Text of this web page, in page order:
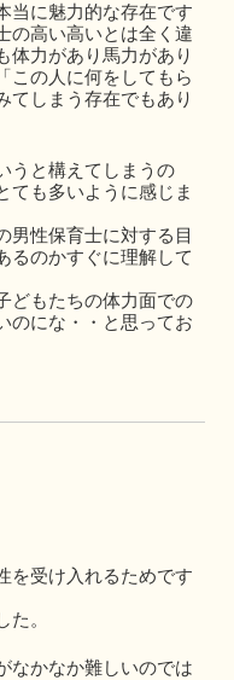
当に魅力的な存在です
の高い高いとは全く違
体力があり馬力があり
この人に何をしてもら
てしまう存在でもあり
うと構えてしまうの
ても多いように感じま
男性保育士に対する目
るのかすぐに理解して
どもたちの体力面での
のにな・・と思ってお
を受け入れるためです
た。
なかなか難しいのでは